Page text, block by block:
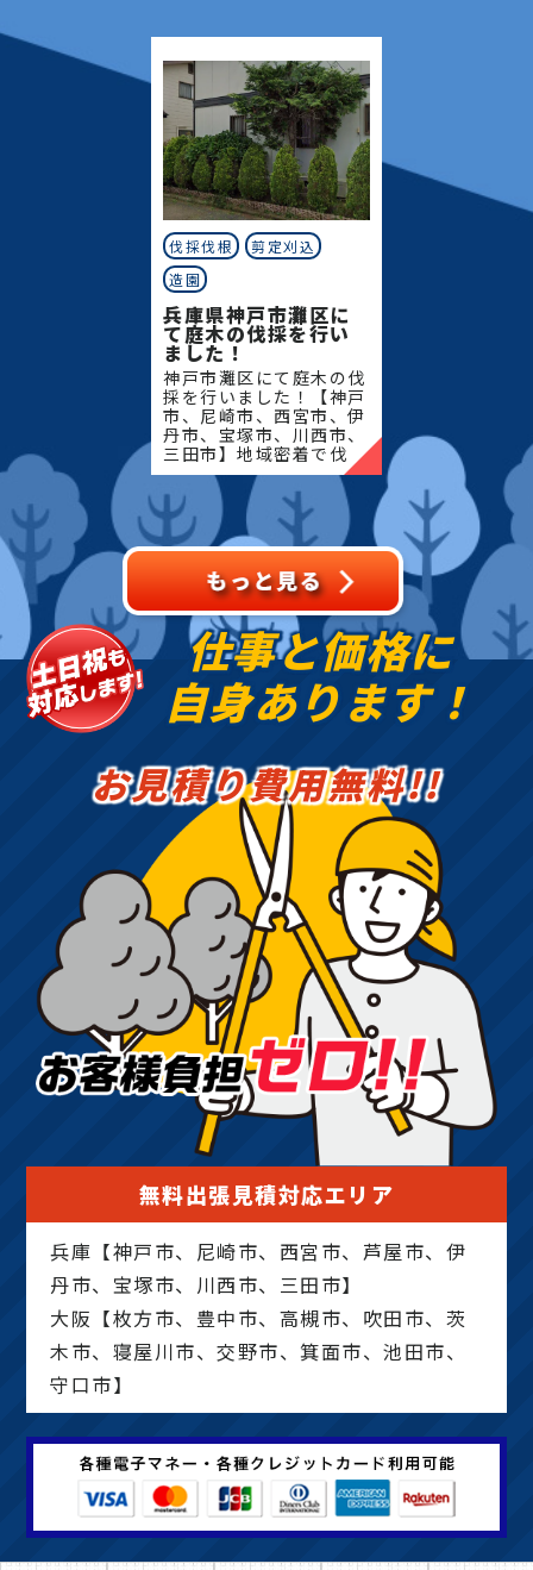
当社にご相談ください！
当社
当社にご相談ください！
当社
伐採伐根
剪定刈込
造園
兵庫県神戸市灘区に
て庭木の伐採を行い
ました！
神戸市灘区にて庭木の伐
採を行いました！【神戸
市、尼崎市、西宮市、伊
丹市、宝塚市、川西市、
三田市】地域密着で伐
採・抜根・剪定・草刈り
などのお庭のこと、造
園・植木屋をお探しなら
当社にご相談ください！
当社で
仕事と価格に
自身あります！
お見積り費用無料!!
無料出張見積対応エリア
兵庫【神戸市、尼崎市、西宮市、芦屋市、伊
丹市、宝塚市、川西市、三田市】
大阪【枚方市、豊中市、高槻市、吹田市、茨
木市、寝屋川市、交野市、箕面市、池田市、
守口市】